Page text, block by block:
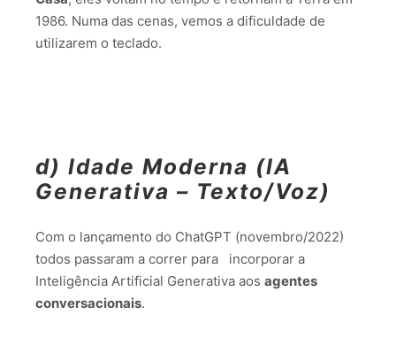
1986. Numa das cenas, vemos a dificuldade de
utilizarem o teclado.
d) Idade Moderna (IA
Generativa – Texto/Voz)
Com o lançamento do ChatGPT (novembro/2022)
todos passaram a correr para incorporar a
Inteligência Artificial Generativa aos agentes
conversacionais.